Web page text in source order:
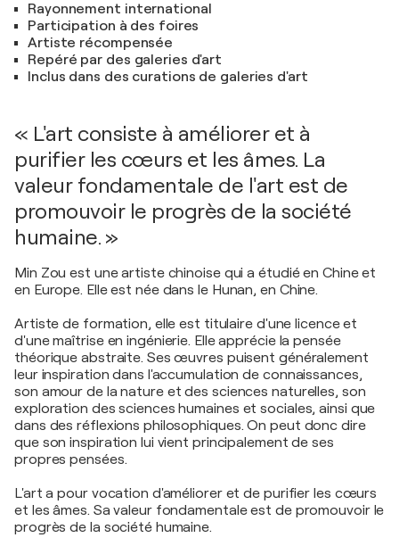
Rayonnement international
Participation à des foires
Artiste récompensée
Repéré par des galeries d'art
Inclus dans des curations de galeries d'art
« L'art consiste à améliorer et à
purifier les cœurs et les âmes. La
valeur fondamentale de l'art est de
promouvoir le progrès de la société
humaine. »
Min Zou est une artiste chinoise qui a étudié en Chine et
en Europe. Elle est née dans le Hunan, en Chine.
Artiste de formation, elle est titulaire d'une licence et
d'une maîtrise en ingénierie. Elle apprécie la pensée
théorique abstraite. Ses œuvres puisent généralement
leur inspiration dans l'accumulation de connaissances,
son amour de la nature et des sciences naturelles, son
exploration des sciences humaines et sociales, ainsi que
dans des réflexions philosophiques. On peut donc dire
que son inspiration lui vient principalement de ses
propres pensées.
L'art a pour vocation d'améliorer et de purifier les cœurs
et les âmes. Sa valeur fondamentale est de promouvoir le
progrès de la société humaine.